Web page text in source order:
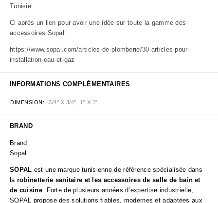
Tunisie .
Ci après un lien pour avoir une idée sur toute la gamme des
accessoires Sopal:
https://www.sopal.com/articles-de-plomberie/30-articles-pour-
installation-eau-et-gaz
INFORMATIONS COMPLÉMENTAIRES
DIMENSION 3/4" X 3/4", 1" X 1"
BRAND
Brand
Sopal
SOPAL est une marque tunisienne de référence spécialisée dans
la robinetterie sanitaire et les accessoires de salle de bain et
de cuisine. Forte de plusieurs années d’expertise industrielle,
SOPAL propose des solutions fiables, modernes et adaptées aux